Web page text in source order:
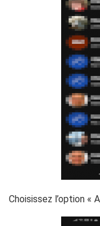
Choisissez l’option «